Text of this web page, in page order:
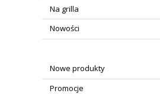
Na grilla
Nowości
Nowe produkty
Promocje